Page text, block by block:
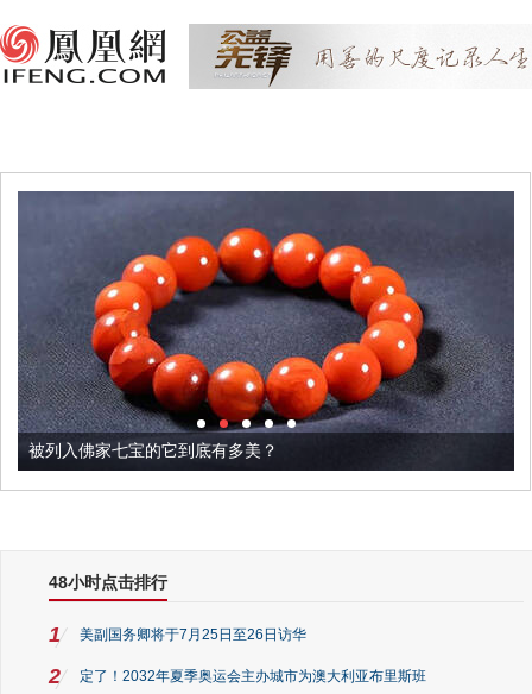
被列入佛家七宝的它到底有多美？
48小时点击排行
1 美副国务卿将于7月25日至26日访华
2 定了！2032年夏季奥运会主办城市为澳大利亚布里斯班